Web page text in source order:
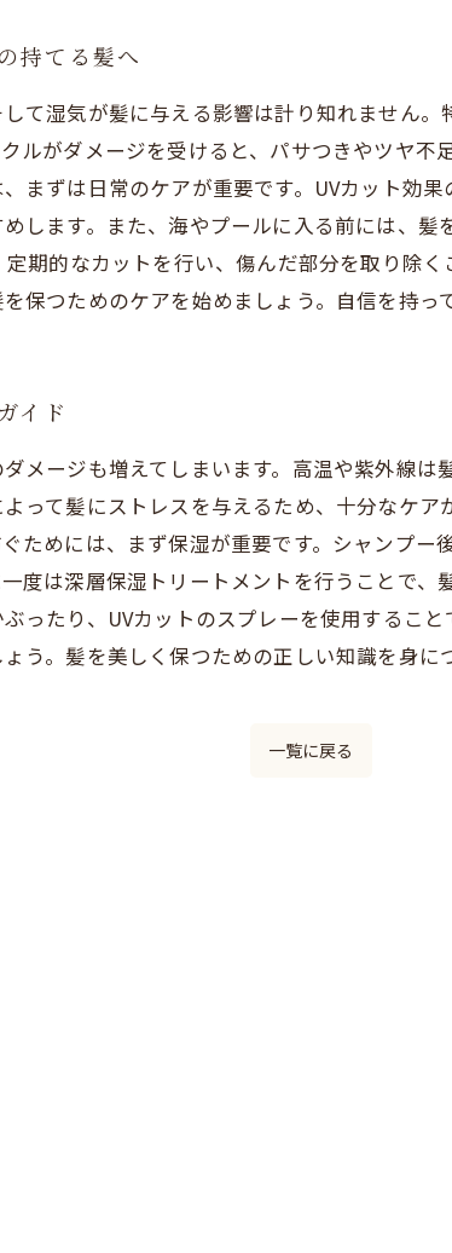
持てる髪へ
て湿気が髪に与える影響は計り知れません
ルがダメージを受けると、パサつきやツヤ不
まずは日常のケアが重要です。UVカット効
します。また、海やプールに入る前には、
期的なカットを行い、傷んだ部分を取り除
保つためのケアを始めましょう。自信を持
イド
メージも増えてしまいます。高温や紫外線は
って髪にストレスを与えるため、十分なケ
ためには、まず保湿が重要です。シャンプ
度は深層保湿トリートメントを行うことで
ったり、UVカットのスプレーを使用するこ
う。髪を美しく保つための正しい知識を身に
一覧に戻る